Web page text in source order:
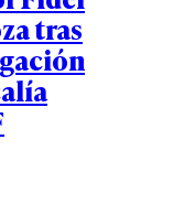
tras